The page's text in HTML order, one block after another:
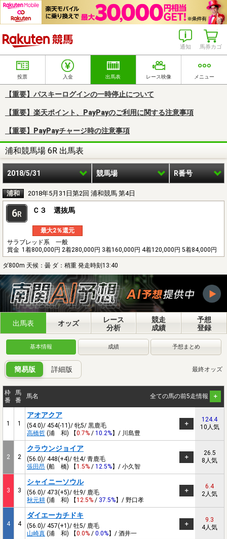
馬券カゴ
通知
投票 入金 出馬表 レース映像 メニュー
【重要】パスキーログインの一時停止について
【重要】楽天ポイント、PayPayのご利用に関する注意事項
【重要】PayPayチャージ時の注意事項
浦和競馬場 6R 出馬表
2018/5/31 競馬場 R番号
浦和 2018年5月31日第2回 浦和競馬 第4日
6R Ｃ３ 選抜馬
最大2％還元
サラブレッド系 一般
賞金 1着800,000円 2着280,000円 3着160,000円 4着120,000円 5着84,000円
ダ800m 天候：曇 ダ：稍重 発走時刻13:40
出馬表 オッズ
レース
分析
競走
成績
予想
登録
基本情報 成績 予想まとめ
簡易版 詳細版 最終オッズ
枠
番
馬
番
馬名 全ての馬の前5走情報
1 1
アオアクア
(54.0)/ 454(-11)/ 牝5/ 黒鹿毛
高橋哲 (浦 和) 【0.7% / 10.2%】/ 川島豊
124.4
10人気
2 2
クラウンジョイア
(56.0)/ 448(+4)/ 牡4/ 青鹿毛
張田昂 (船 橋) 【1.5% / 12.5%】/ 小久智
26.5
8人気
3 3
シャイニーソウル
(56.0)/ 473(+5)/ 牡9/ 鹿毛
秋元耕 (浦 和) 【12.5% / 37.5%】/ 野口孝
6.4
2人気
4 4
ダイエーカチドキ
(56.0)/ 457(+1)/ 牡5/ 鹿毛
山崎真 (浦 和) 【0.0% / 0.0%】/ 酒井一
9.3
4人気